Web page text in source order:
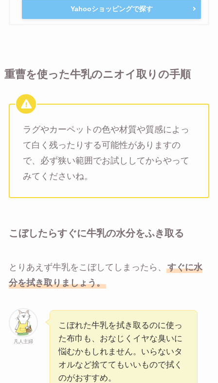
Yahooショッピングで探す
重曹を使った牛乳のニオイ取りの手順
ラグやカーペットの色や材質や質感によっ
て白く残ったりする可能性がありますの
で、必ず狭い範囲でお試ししてからやって
みてくださいね。
こぼしたらすぐに牛乳の水分をふき取る
とりあえず牛乳をこぼしてしまったら、 すぐに水
分を拭き取りましょう。
凡人主婦
こぼれた牛乳を拭き取るのに使っ
た布巾も、おなじくイヤな臭いに
悩むかもしれません。いらないタ
オルなど捨ててもいいもので拭く
のがおすすめ。